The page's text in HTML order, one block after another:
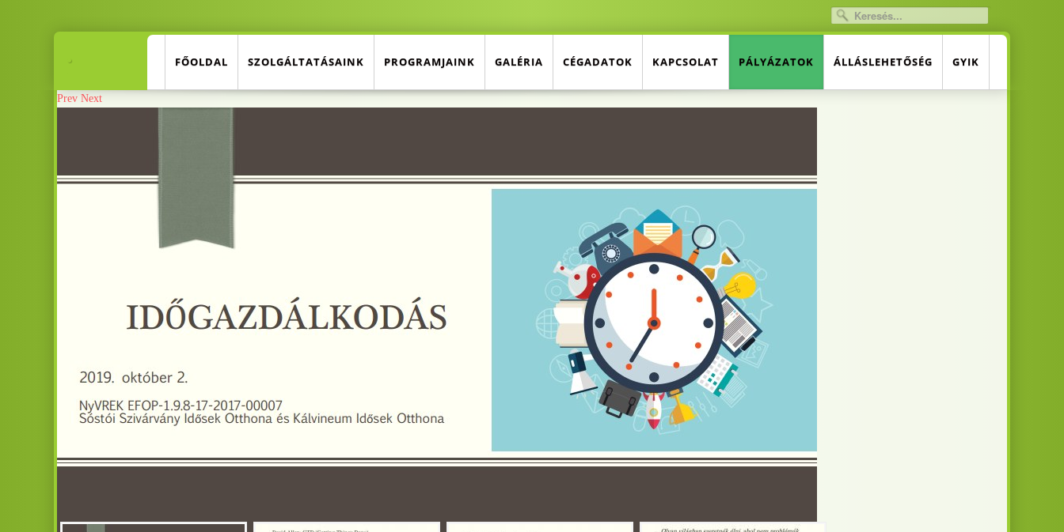
. FŐOLDAL SZOLGÁLTATÁSAINK PROGRAMJAINK GALÉRIA CÉGADATOK KAPCSOLAT PÁLYÁZATOK ÁLLÁSLEHETŐSÉG GYIK
Prev Next